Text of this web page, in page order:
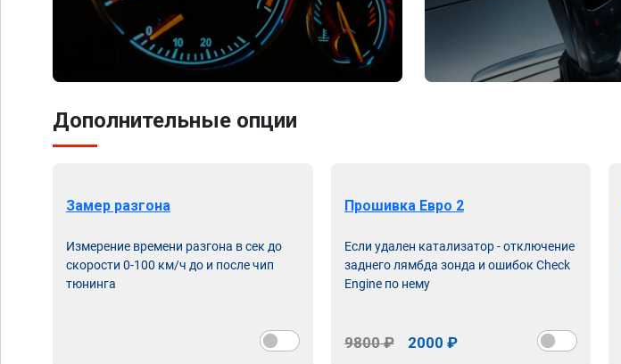
Дополнительные опции
Замер разгона
Измерение времени разгона в сек до
скорости 0-100 км/ч до и после чип
тюнинга
Прошивка Евро 2
Если удален катализатор - отключение
заднего лямбда зонда и ошибок Check
Engine по нему
9800 ₽ 2000 ₽